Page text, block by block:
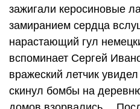
зажигали керосиновые
замиранием сердца
нарастающий гул
вспоминает Сергей
вражеский летчик
скинул бомбы на